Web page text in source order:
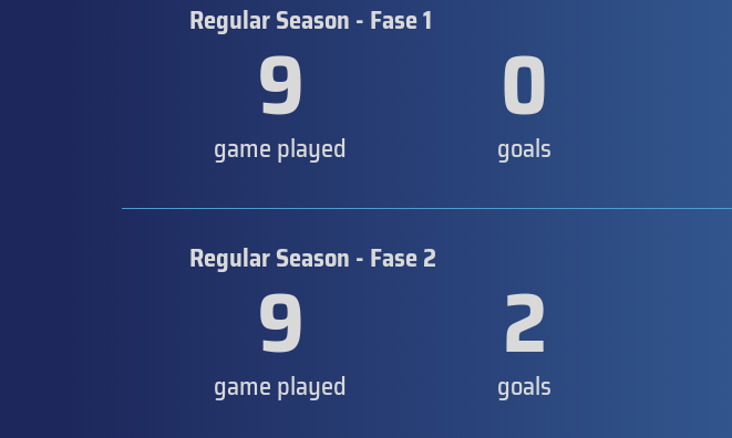
Regular Season - Fase 1
9
game played 0
goals
Regular Season - Fase 2
9
game played 2
goals